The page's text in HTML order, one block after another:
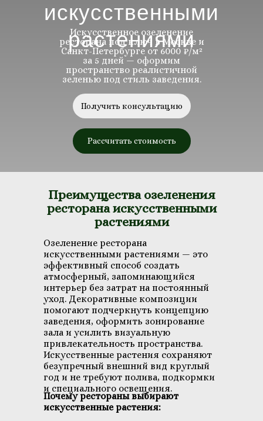
Получить консультацию
Рассчитать стоимость
Искусственное озеленение
ресторана под ключ в Москве и
Санкт-Петербурге от 6000 ₽/м²
за 5 дней — оформим
пространство реалистичной
зеленью под стиль заведения.
искусственными
растениями
Преимущества озеленения
ресторана искусственными
растениями
Озеленение ресторана
искусственными растениями — это
эффективный способ создать
атмосферный, запоминающийся
интерьер без затрат на постоянный
уход. Декоративные композиции
помогают подчеркнуть концепцию
заведения, оформить зонирование
зала и усилить визуальную
привлекательность пространства.
Искусственные растения сохраняют
безупречный внешний вид круглый
год и не требуют полива, подкормки
и специального освещения.
Почему рестораны выбирают
искусственные растения: